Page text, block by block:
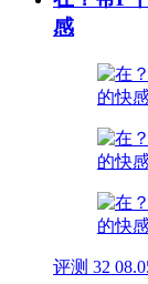
感
评测 32